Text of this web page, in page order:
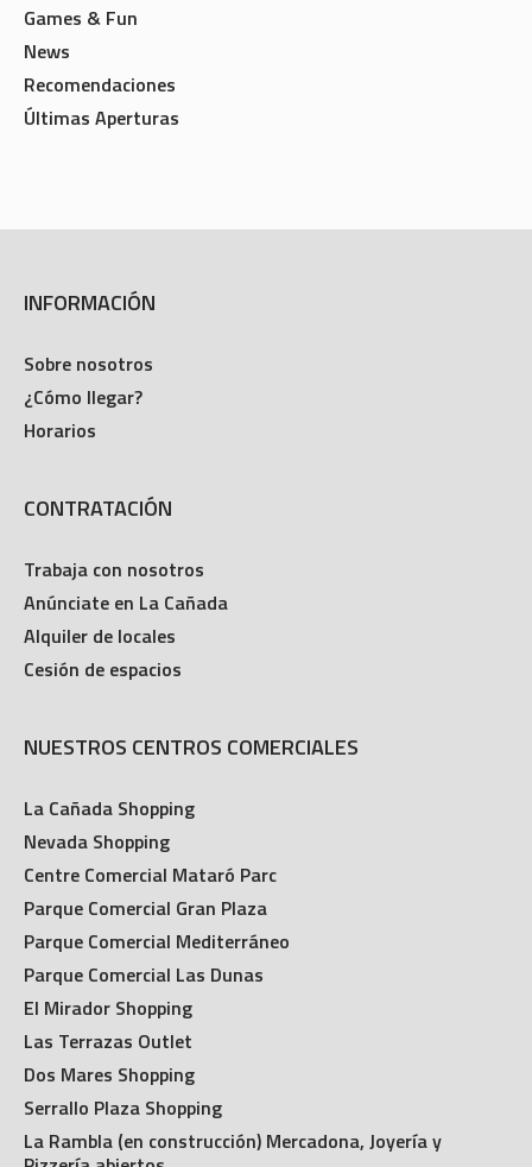
Games & Fun
News
Recomendaciones
Últimas Aperturas
INFORMACIÓN
Sobre nosotros
¿Cómo llegar?
Horarios
CONTRATACIÓN
Trabaja con nosotros
Anúnciate en La Cañada
Alquiler de locales
Cesión de espacios
NUESTROS CENTROS COMERCIALES
La Cañada Shopping
Nevada Shopping
Centre Comercial Mataró Parc
Parque Comercial Gran Plaza
Parque Comercial Mediterráneo
Parque Comercial Las Dunas
El Mirador Shopping
Las Terrazas Outlet
Dos Mares Shopping
Serrallo Plaza Shopping
La Rambla (en construcción) Mercadona, Joyería y